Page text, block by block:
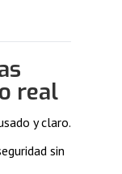
real
y claro.
sin